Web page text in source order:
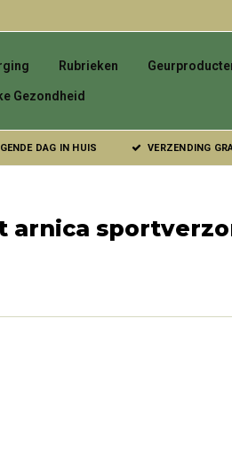
Rubrieken
Gezondheid
DAG IN HUIS VERZENDING
arnica